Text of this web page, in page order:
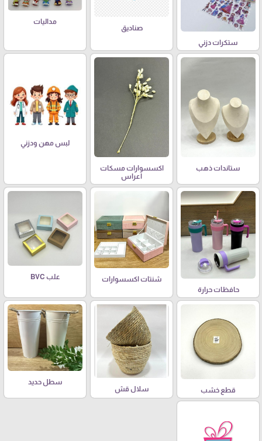
ستكرات دزني
صناديق
مداليات
ستاندات ذهب
اكسسوارات مسكات
اعراس
لبس مهن ودزني
حافظات حرارة
شنتات اكسسوارات علب BVC
قطع خشب سلال قش
سطل حديد